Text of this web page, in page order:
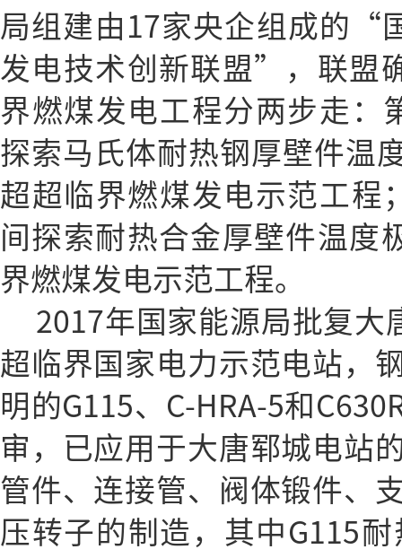
局组建由17家央企组成的“
发电技术创新联盟”，联盟
界燃煤发电工程分两步走：
探索马氏体耐热钢厚壁件温
超超临界燃煤发电示范工程
间探索耐热合金厚壁件温
界燃煤发电示范工程。
2017年国家能源局批复
超临界国家电力示范电站，
明的G115、C-HRA-5和
审，已应用于大唐郓城电站
管件、连接管、阀体锻件、
压转子的制造，其中G115